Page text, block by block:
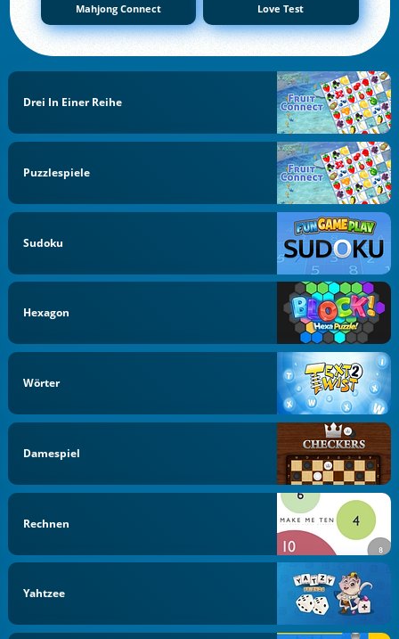
Mahjong Connect Love Test
Drei In Einer Reihe
Puzzlespiele
Sudoku
Hexagon
Wörter
Damespiel
Rechnen
Yahtzee